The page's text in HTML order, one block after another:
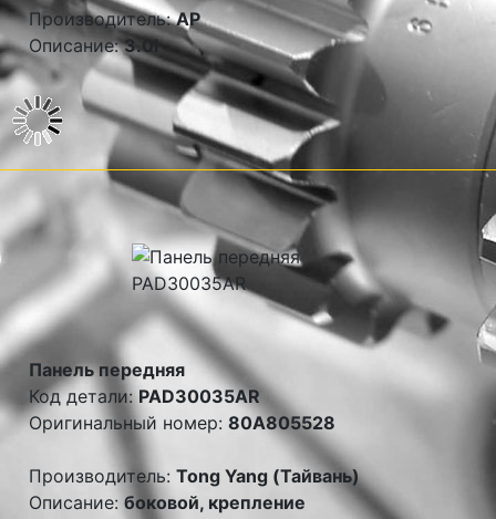
Производитель:AP
Описание:3.0l
Панель передняя
Код детали:PAD30035AR
Оригинальный номер: 80A805528
Производитель: Tong Yang (Тайвань)
Описание: боковой, крепление